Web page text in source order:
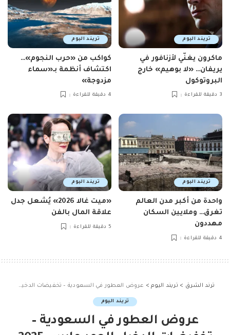
تريند اليوم
ماكرون يغنّي لأزنافور في
يريفان… «لا بوهيم» خارج
البروتوكول
3 دقيقة للقراءة
تريند اليوم
كواكب من «حرب النجوم»…
اكتشاف أنظمة بـ«سماء
مزدوجة»
4 دقيقة للقراءة
تريند اليوم
واحدة من أكبر مدن العالم
تغرق… وملايين السكان
مهددون
4 دقيقة للقراءة
تريند اليوم
«ميت غالا 2026» يُشعل جدل
علاقة المال بالفن
5 دقيقة للقراءة
ترند الشرق > تريند اليوم> عروض العطور في السعودية – تخفيضات الدخيل للعود مارس 2025
تريند اليوم
عروض العطور في السعودية –